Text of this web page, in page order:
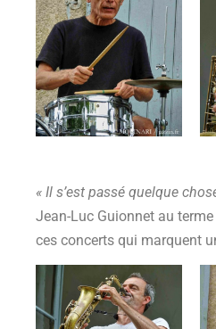
« Il s’est passé quelque
Jean-Luc Guionnet au
ces concerts qui marquent